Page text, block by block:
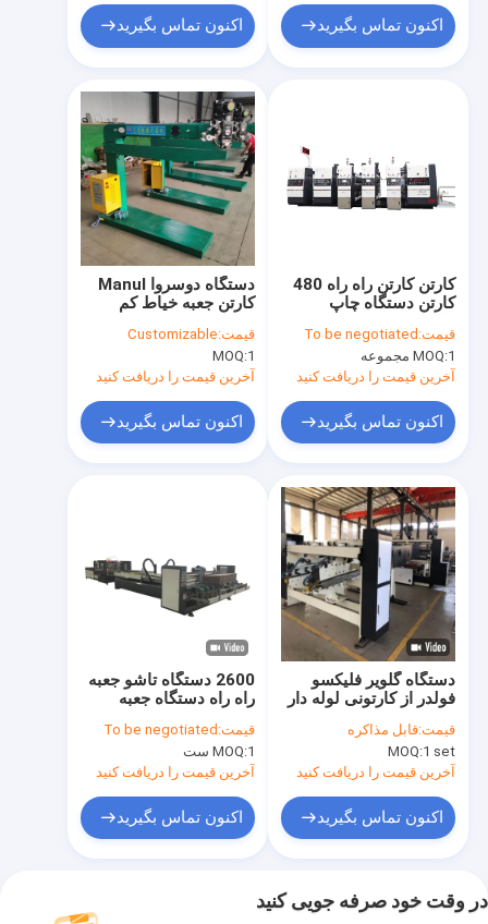
اکنون تماس بگیرید اکنون تماس بگیرید
دستگاه دوسروا Manul
کارتن جعبه خیاط کم
قیمت:Customizable
MOQ:1
آخرین قیمت را دریافت کنید
اکنون تماس بگیرید
کارتن کارتن راه راه 480
کارتن دستگاه چاپ
قیمت: To be negotiated
MOQ:1 مجموعه
آخرین قیمت را دریافت کنید
اکنون تماس بگیرید
2600 دستگاه تاشو جعبه
راه راه دستگاه جعبه
قیمت: To be negotiated
MOQ:1 ست
آخرین قیمت را دریافت کنید
اکنون تماس بگیرید
دستگاه گلویر فلیکسو
فولدر از کارتونی لوله دار
میلی متری
قیمت:قابل مذاکره
MOQ:1 set
آخرین قیمت را دریافت کنید
اکنون تماس بگیرید
در وقت خود صرفه جویی کنید